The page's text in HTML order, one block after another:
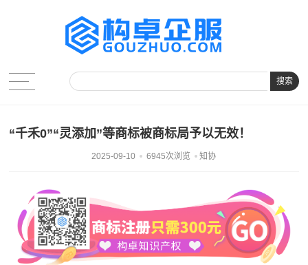
搜索
“千禾0”“灵添加”等商标被商标局予以无效！
2025-09-10 6945次浏览 知协